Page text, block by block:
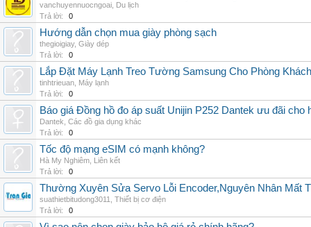
vanchuyennuocngoai Du lịch
Trả lời:
0
Hướng dẫn chọn mua giày phòng sạch
thegioigiay, Giày dép
Trả lời:
0
Lắp Đặt Máy Lạnh Treo Tường Samsung Cho Phòng Khách
tinhtrieuan Máy lạnh
Trả lời:
0
Báo giá Đồng hồ đo áp suất Unijin P252 Dantek ưu đãi cho
Dantek Các đồ gia dụng khác
Trả lời:
0
Tốc độ mạng eSIM có mạnh không?
Hà My Nghiêm Liên kết
Trả lời:
0
Thường Xuyên Sửa Servo Lỗi Encoder,Nguyên Nhân Mất
suathietbitudong3011
Thiết bị cơ điện
Trả lời:
0